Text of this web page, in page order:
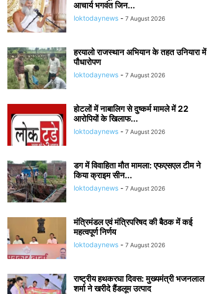
आचार्य भगवंत जिन...
loktodaynews - 7 August 2026
हरयालो राजस्थान अभियान के तहत उनियारा में
पौधारोपण
loktodaynews - 7 August 2026
होटलों में नाबालिग से दुष्कर्म मामले में 22
आरोपियों के खिलाफ...
loktodaynews - 7 August 2026
डग में विवाहिता मौत मामला: एफएसएल टीम ने
किया क्राइम सीन...
loktodaynews - 7 August 2026
मंत्रिमंडल एवं मंत्रिपरिषद की बैठक में कई
महत्वपूर्ण निर्णय
loktodaynews - 7 August 2026
राष्ट्रीय हथकरघा दिवस: मुख्यमंत्री भजनलाल
शर्मा ने खरीदे हैंडलूम उत्पाद